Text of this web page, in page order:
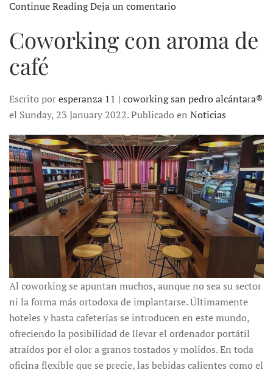
Continue ReadingDeja un comentario
Coworking con aroma de
café
Escrito poresperanza 11 | coworking san pedro alcántara®
el Sunday, 23 January 2022. Publicado en Noticias
Al coworking se apuntan muchos, aunque no sea su sector
ni la forma más ortodoxa de implantarse. Últimamente
hoteles y hasta cafeterías se introducen en este mundo,
ofreciendo la posibilidad de llevar el ordenador portátil
atraídos por el olor a granos tostados y molidos. En toda
oficina flexible que se precie, las bebidas calientes como el